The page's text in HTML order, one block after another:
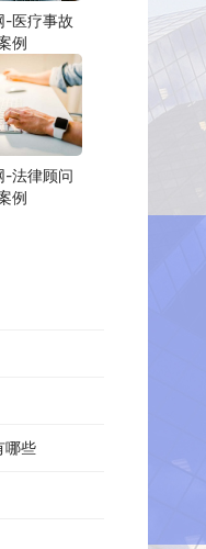
-医疗事故
例
-法律顾问
例
哪些